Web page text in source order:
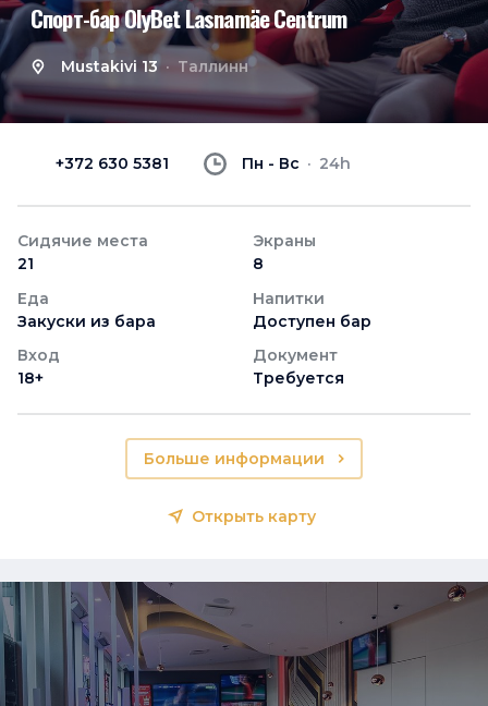
Спорт-бар OlyBet Lasnamäe Centrum
Mustakivi 13 Таллинн
+372 630 5381 Пн - Вс 24h
Сидячие места
21
Экраны
8
Еда
Закуски из бара
Напитки
Доступен бар
Вход
18+
Документ
Требуется
Больше информации
Открыть карту